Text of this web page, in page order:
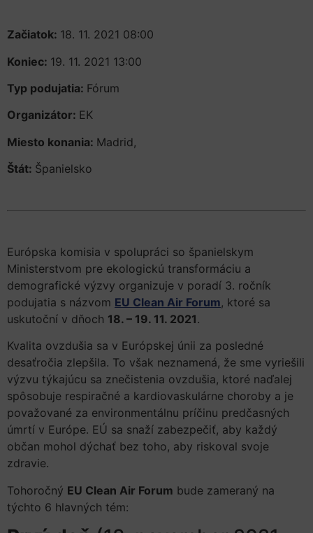
Začiatok: 18. 11. 2021 08:00
Koniec: 19. 11. 2021 13:00
Typ podujatia: Fórum
Organizátor: EK
Miesto konania: Madrid,
Štát: Španielsko
Európska komisia v spolupráci so španielskym
Ministerstvom pre ekologickú transformáciu a
demografické výzvy organizuje v poradí 3. ročník
podujatia s názvom EU Clean Air Forum, ktoré sa
uskutoční v dňoch 18. – 19. 11. 2021.
Kvalita ovzdušia sa v Európskej únii za posledné
desaťročia zlepšila. To však neznamená, že sme vyriešili
výzvu týkajúcu sa znečistenia ovzdušia, ktoré naďalej
spôsobuje respiračné a kardiovaskulárne choroby a je
považované za environmentálnu príčinu predčasných
úmrtí v Európe. EÚ sa snaží zabezpečiť, aby každý
občan mohol dýchať bez toho, aby riskoval svoje
zdravie.
Tohoročný EU Clean Air Forum bude zameraný na
týchto 6 hlavných tém: